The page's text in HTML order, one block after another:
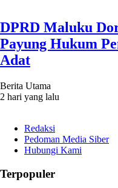
DPRD Maluku
Payung Hukum
Adat
Berita Utama
2 hari yang lalu
Redaksi
Pedoman Media Siber
Hubungi Kami
Terpopuler